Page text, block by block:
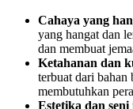
Cahaya yang
yang hangat dan
dan membuat
Ketahanan dan
terbuat dari bahan
membutuhkan
Estetika dan seni